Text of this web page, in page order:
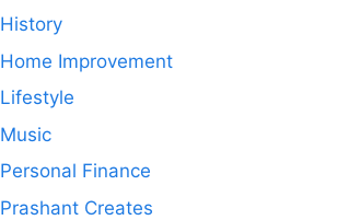
History
Home Improvement
Lifestyle
Music
Personal Finance
Prashant Creates